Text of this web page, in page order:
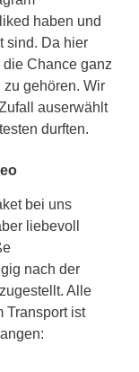
haben und
sind. Da hier
Chance ganz
gehören. Wir
auserwählt
durften.
bei uns
liebevoll
nach der
Alle
Transport ist